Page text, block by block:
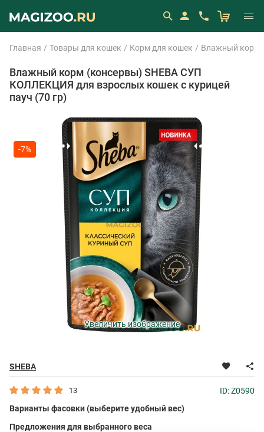
Главная Товары для кошек Корм для кошек Влажный корм
Влажный корм (консервы) SHEBA СУП
КОЛЛЕКЦИЯ для взрослых кошек с курицей
пауч (70 гр)
SHEBA
-7%
Увеличить изображение
13
ID: Z0590
Варианты фасовки (выберите удобный вес)
Предложения для выбранного веса